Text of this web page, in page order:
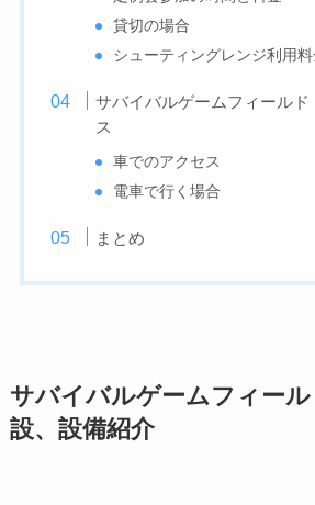
貸切の場合
シューティングレンジ利用料
サバイバルゲームフィールド
ス
車でのアクセス
電車で行く場合
まとめ
サバイバルゲームフィー
設、設備紹介